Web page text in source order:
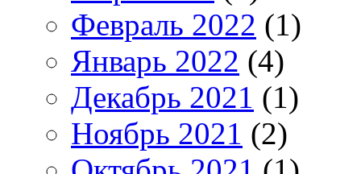
Февраль 2022 (1)
Январь 2022 (4)
Декабрь 2021 (1)
Ноябрь 2021 (2)